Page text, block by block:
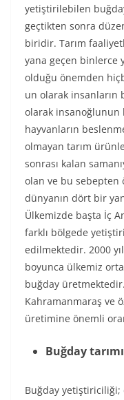
yetiştirilebilen
geçtikten sonra
biridir. Tarım
yana geçen binlerce
olduğu önemden
un olarak insanların
olarak insanoğlunun
hayvanların
olmayan tarım
sonrası kalan
olan ve bu
dünyanın dört bir
Ülkemizde başta İç
farklı bölgede
edilmektedir. 2000
boyunca ülkemiz
buğday
Kahramanmaraş ve
üretimine önemli
Buğday tarımı
Buğday yetiştiriciliği;